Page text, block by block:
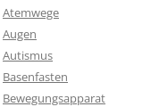
Atemwege
Augen
Autismus
Basenfasten
Bewegungsapparat